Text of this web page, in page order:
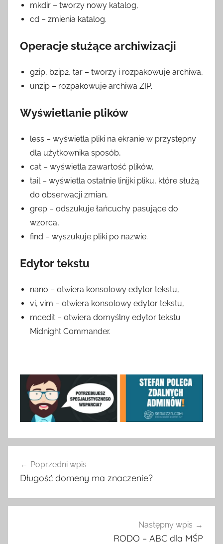
mkdir – tworzy nowy katalog,
cd – zmienia katalog.
Operacje służące archiwizacji
gzip, bzip2, tar – tworzy i rozpakowuje archiwa,
unzip – rozpakowuje archiwa ZIP.
Wyświetlanie plików
less – wyświetla pliki na ekranie w przystępny
dla użytkownika sposób,
cat – wyświetla zawartość plików,
tail – wyświetla ostatnie linijki pliku, które służą
do obserwacji zmian,
grep – odszukuje łańcuchy pasujące do
wzorca,
find – wyszukuje pliki po nazwie.
Edytor tekstu
nano – otwiera konsolowy edytor tekstu,
vi, vim – otwiera konsolowy edytor tekstu,
mcedit – otwiera domyślny edytor tekstu
Midnight Commander.
wpisu
Poprzedni wpis
Długość domeny ma znaczenie?
Następny wpis
RODO – ABC dla MŚP